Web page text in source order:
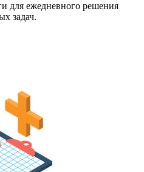
для ежедневного решения
задач.